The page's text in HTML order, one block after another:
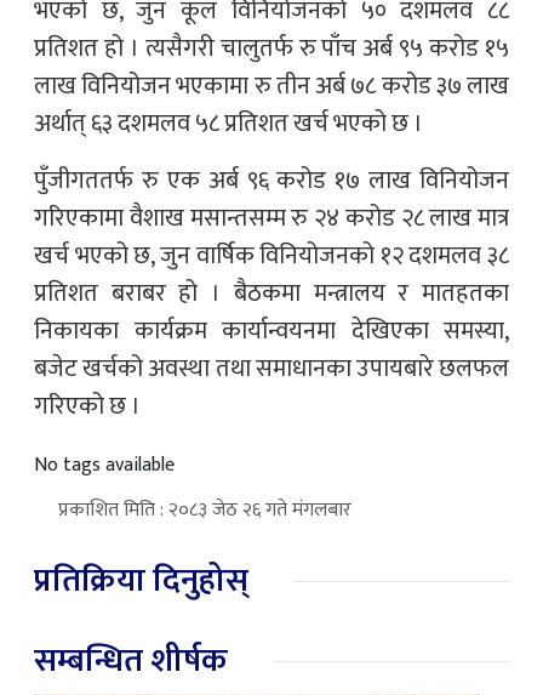
भएको छ, जुन कूल विनियोजनको ५० दशमलव ८८
प्रतिशत हो । त्यसैगरी चालुतर्फ रु पाँच अर्ब ९५ करोड १५
लाख विनियोजन भएकामा रु तीन अर्ब ७८ करोड ३७ लाख
अर्थात् ६३ दशमलव ५८ प्रतिशत खर्च भएको छ ।
पुँजीगततर्फ रु एक अर्ब ९६ करोड १७ लाख विनियोजन
गरिएकामा वैशाख मसान्तसम्म रु २४ करोड २८ लाख मात्र
खर्च भएको छ, जुन वार्षिक विनियोजनको १२ दशमलव ३८
प्रतिशत बराबर हो । बैठकमा मन्त्रालय र मातहतका
निकायका कार्यक्रम कार्यान्वयनमा देखिएका समस्या,
बजेट खर्चको अवस्था तथा समाधानका उपायबारे छलफल
गरिएको छ ।
No tags available
प्रकाशित मिति : २०८३ जेठ २६ गते मंगलबार
प्रतिक्रिया दिनुहोस्
सम्बन्धित शीर्षक